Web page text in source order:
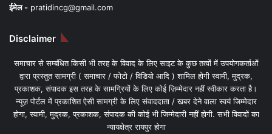
ईमेल - pratidincg@gmail.com
Disclaimer
समाचार से सम्बंधित किसी भी तरह के विवाद के लिए साइट के कुछ तत्वों में उपयोगकर्ताओं
द्वारा प्रस्तुत सामग्री ( समाचार / फोटो / विडियो आदि ) शामिल होगी स्वामी, मुद्रक,
प्रकाशक, संपादक इस तरह के सामग्रियों के लिए कोई ज़िम्मेदार नहीं स्वीकार करता है।
न्यूज़ पोर्टल में प्रकाशित ऐसी सामग्री के लिए संवाददाता / खबर देने वाला स्वयं जिम्मेदार
होगा, स्वामी, मुद्रक, प्रकाशक, संपादक की कोई भी जिम्मेदारी नहीं होगी. सभी विवादों का
न्यायक्षेत्र रायपुर होगा